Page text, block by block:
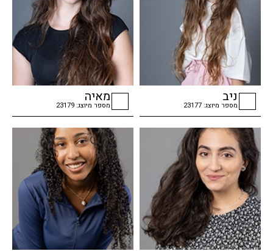
checkbox
ניב
מספר מיוצג: 23177
checkbox
מאיה
מספר מיוצג: 23179